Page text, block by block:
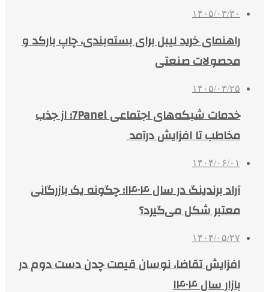
۱۴۰۵/۰۳/۳۰
راهنمای خرید لیبل برای بسته‌بندی، چاپ بارکد و
محصولات صنعتی
۱۴۰۵/۰۳/۲۵
خدمات شبکه‌های اجتماعی 7Panel؛ از جذب
مخاطب تا افزایش درآمد
۱۴۰۴/۰۶/۰۱
آراد برندینگ در سال ۱۴۰۴؛ چگونه یک بازرگانی
معتبر شکل می‌گیرد؟
۱۴۰۴/۰۵/۲۷
افزایش تقاضا، نوسان قیمت چدن دست دوم در
بازار سال ۱۴۰۴